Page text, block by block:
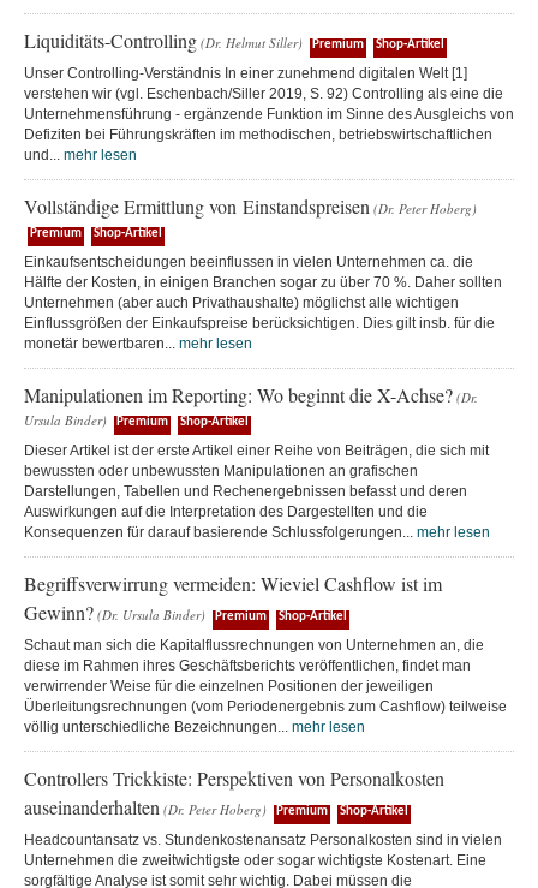
Liquiditäts-Controlling (Dr. Helmut Siller) Premium Shop-Artikel
Unser Controlling-Verständnis In einer zunehmend digitalen Welt [1]
verstehen wir (vgl. Eschenbach/Siller 2019, S. 92) Controlling als eine die
Unternehmensführung - ergänzende Funktion im Sinne des Ausgleichs von
Defiziten bei Führungskräften im methodischen, betriebswirtschaftlichen
und... mehr lesen
Vollständige Ermittlung von Einstandspreisen (Dr. Peter Hoberg)
Premium Shop-Artikel
Einkaufsentscheidungen beeinflussen in vielen Unternehmen ca. die
Hälfte der Kosten, in einigen Branchen sogar zu über 70 %. Daher sollten
Unternehmen (aber auch Privathaushalte) möglichst alle wichtigen
Einflussgrößen der Einkaufspreise berücksichtigen. Dies gilt insb. für die
monetär bewertbaren... mehr lesen
Manipulationen im Reporting: Wo beginnt die X-Achse? (Dr.
Ursula Binder)
Premium Shop-Artikel
Dieser Artikel ist der erste Artikel einer Reihe von Beiträgen, die sich mit
bewussten oder unbewussten Manipulationen an grafischen
Darstellungen, Tabellen und Rechenergebnissen befasst und deren
Auswirkungen auf die Interpretation des Dargestellten und die
Konsequenzen für darauf basierende Schlussfolgerungen... mehr lesen
Begriffsverwirrung vermeiden: Wieviel Cashflow ist im
Gewinn? (Dr. Ursula Binder) Premium Shop-Artikel
Schaut man sich die Kapitalflussrechnungen von Unternehmen an, die
diese im Rahmen ihres Geschäftsberichts veröffentlichen, findet man
verwirrender Weise für die einzelnen Positionen der jeweiligen
Überleitungsrechnungen (vom Periodenergebnis zum Cashflow) teilweise
völlig unterschiedliche Bezeichnungen... mehr lesen
Controllers Trickkiste: Perspektiven von Personalkosten
auseinanderhalten (Dr. Peter Hoberg) Premium Shop-Artikel
Headcountansatz vs. Stundenkostenansatz Personalkosten sind in vielen
Unternehmen die zweitwichtigste oder sogar wichtigste Kostenart. Eine
sorgfältige Analyse ist somit sehr wichtig. Dabei müssen die